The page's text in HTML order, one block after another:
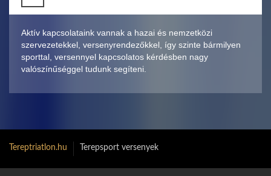
Aktív kapcsolataink vannak a hazai és nemzetközi
szervezetekkel, versenyrendezőkkel, így szinte bármilyen
sporttal, versennyel kapcsolatos kérdésben nagy
valószínűséggel tudunk segíteni.
Tereptriatlon.hu Terepsport versenyek